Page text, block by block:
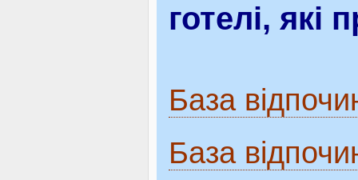
готелі, які
База
База